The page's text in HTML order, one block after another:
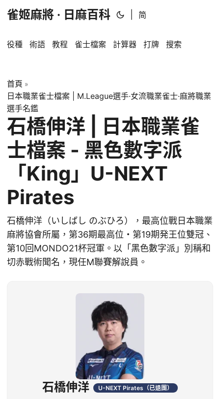
雀姬麻將 · 日麻百科 简
役種 術語 教程 雀士檔案 計算器 打牌 搜索
首頁 »
日本職業雀士檔案 | M.League選手·女流職業雀士·麻將職業
選手名鑑
石橋伸洋 | 日本職業雀
士檔案 - 黑色數字派
「King」U-NEXT
Pirates
石橋伸洋（いしばし のぶひろ），最高位戰日本職業
麻將協會所屬，第36期最高位・第19期発王位雙冠、
第10回MONDO21杯冠軍。以「黑色數字派」別稱和
切赤戰術聞名，現任M聯賽解說員。
石橋伸洋 U-NEXT Pirates（已退團）